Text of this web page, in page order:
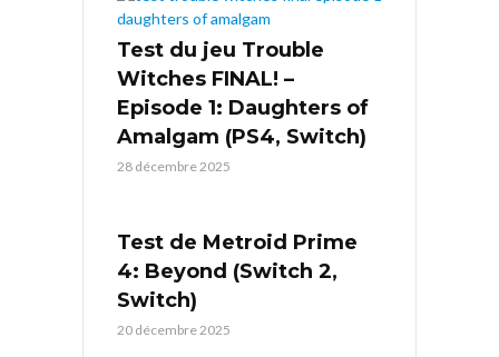
Test du jeu Trouble
Witches FINAL! –
Episode 1: Daughters of
Amalgam (PS4, Switch)
28 décembre 2025
Test de Metroid Prime
4: Beyond (Switch 2,
Switch)
20 décembre 2025